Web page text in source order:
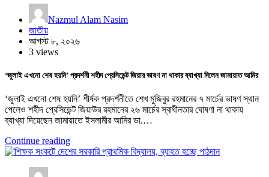
Nazmul Alam Nasim
জাতীয়
আগস্ট ৮, ২০২৬
3 views
‘জুলাই এখনো শেষ হয়নি’ প্রদর্শনী শহীদ প্রেসিডেন্ট জিয়ার ভাষণ না থাকার ব্যাখ্যা দিলেন জামায়াত আমির
‘জুলাই এখনো শেষ হয়নি’ শীর্ষক প্রদর্শনীতে শেখ মুজিবুর রহমানের ৭ মার্চের ভাষণ স্থান
পেলেও শহীদ প্রেসিডেন্ট জিয়াউর রহমানের ২৬ মার্চের স্বাধীনতার ঘোষণা না থাকায়
ব্যাখ্যা দিয়েছেন জামায়াতে ইসলামীর আমির ডা.…
Continue reading